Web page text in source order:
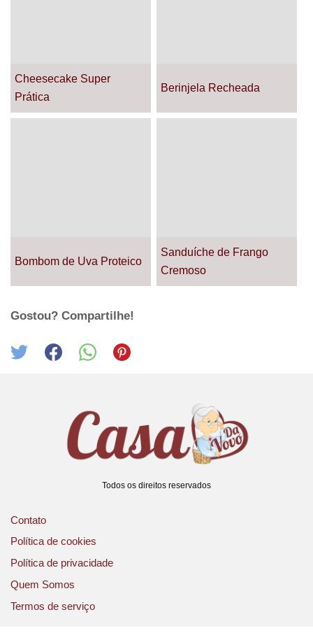
Cheesecake Super
Prática
Berinjela Recheada
Bombom de Uva Proteico
Sanduíche de Frango
Cremoso
Gostou? Compartilhe!
Todos os direitos reservados
Contato
Política de cookies
Política de privacidade
Quem Somos
Termos de serviço